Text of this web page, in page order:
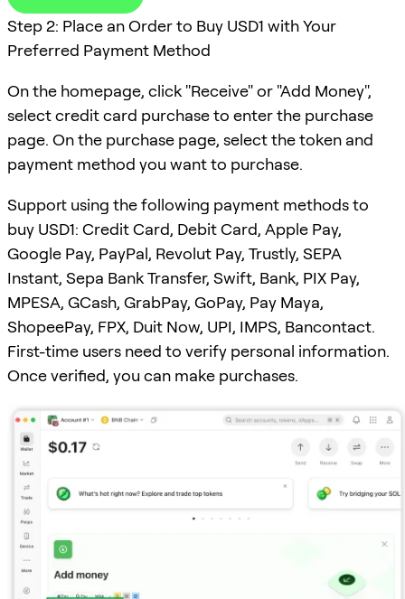
Step 2: Place an Order to Buy USD1 with Your
Preferred Payment Method
On the homepage, click "Receive" or "Add Money",
select credit card purchase to enter the purchase
page. On the purchase page, select the token and
payment method you want to purchase.
Support using the following payment methods to
buy USD1: Credit Card, Debit Card, Apple Pay,
Google Pay, PayPal, Revolut Pay, Trustly, SEPA
Instant, Sepa Bank Transfer, Swift, Bank, PIX Pay,
MPESA, GCash, GrabPay, GoPay, Pay Maya,
ShopeePay, FPX, Duit Now, UPI, IMPS, Bancontact.
First-time users need to verify personal information.
Once verified, you can make purchases.